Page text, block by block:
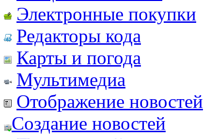
Электронные покупки
Редакторы кода
Карты и погода
Мультимедиа
Отображение новостей
Создание новостей